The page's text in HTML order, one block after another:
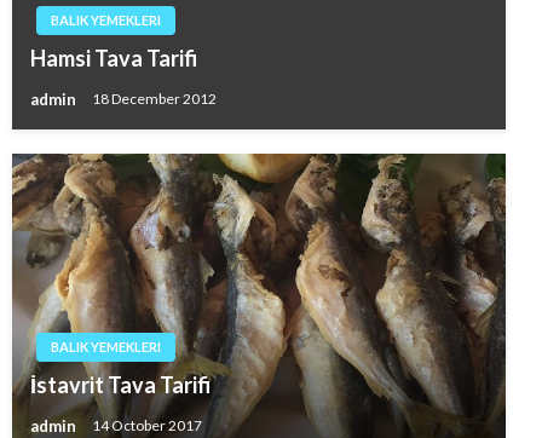
BALIK YEMEKLERI
Hamsi Tava Tarifi
admin 18 December 2012
BALIK YEMEKLERI
İstavrit Tava Tarifi
admin 14 October 2017